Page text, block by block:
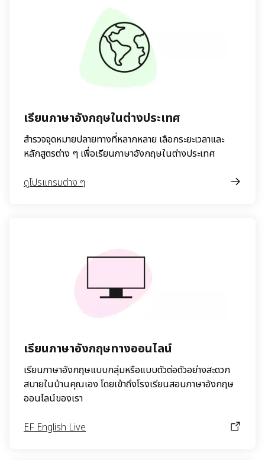
เรียนภาษาอังกฤษในต่างประเทศ
สำรวจจุดหมายปลายทางที่หลากหลาย เลือกระยะเวลาและ
หลักสูตรต่าง ๆ เพื่อเรียนภาษาอังกฤษในต่างประเทศ
ดูโปรแกรมต่าง ๆ
เรียนภาษาอังกฤษทางออนไลน์
เรียนภาษาอังกฤษแบบกลุ่มหรือแบบตัวต่อตัวอย่างสะดวก
สบายในบ้านคุณเอง โดยเข้าถึงโรงเรียนสอนภาษาอังกฤษ
ออนไลน์ของเรา
EF English Live